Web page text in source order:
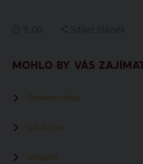
MOHLO BY VÁS
Otevírací doba
Jak do zoo
Vstupné